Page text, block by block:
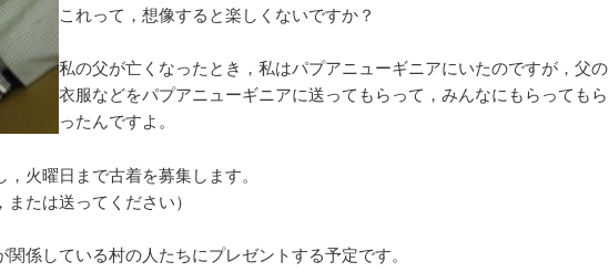
これって，想像すると楽しくないですか？
私の父が亡くなったとき，私はパプアニューギニアにいたのですが，父の
衣服などをパプアニューギニアに送ってもらって，みんなにもらってもら
ったんですよ。
火曜日まで古着を募集します。
または送ってください）
係している村の人たちにプレゼントする予定です。